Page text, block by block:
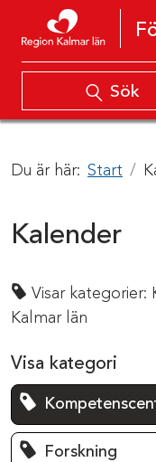
Hoppa till innehåll
Sök
Du är här: Start
Kalender
Visar kategorier:
Kalmar län
Visa kategori
Forskning